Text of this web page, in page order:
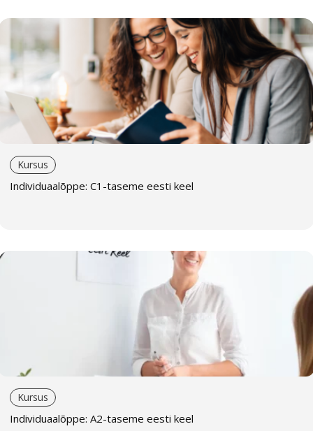
Kursus
Individuaalõppe: C1-taseme eesti keel
Kursus
Individuaalõppe: A2-taseme eesti keel